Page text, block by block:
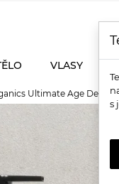
VLASY
Ultimate Age
s